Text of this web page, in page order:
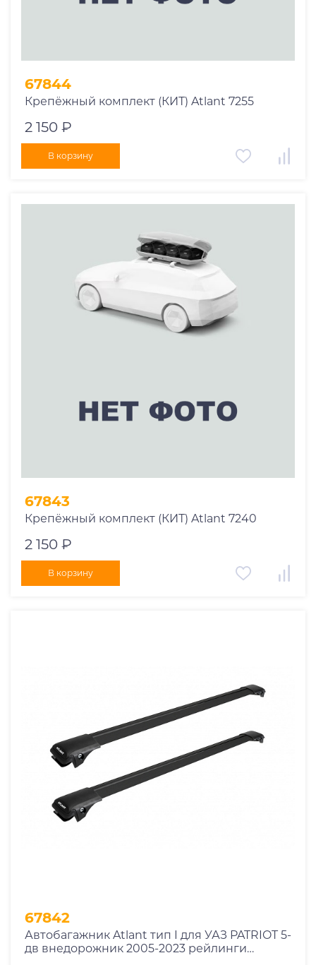
67844
Крепёжный комплект (КИТ) Atlant 7255
2 150 ₽
В корзину
67843
Крепёжный комплект (КИТ) Atlant 7240
2 150 ₽
В корзину
67842
Автобагажник Atlant тип I для УАЗ PATRIOT 5-
дв внедорожник 2005-2023 рейлинги